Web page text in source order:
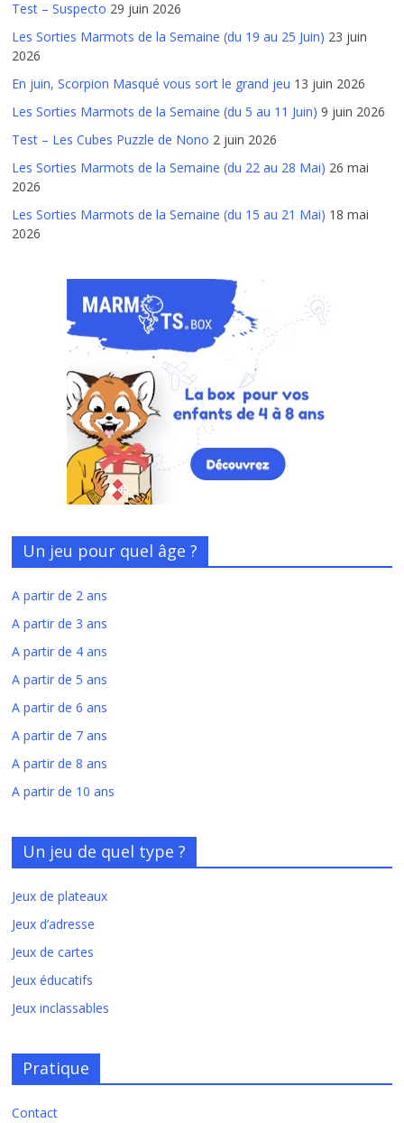
Test – Suspecto 29 juin 2026
Les Sorties Marmots de la Semaine (du 19 au 25 Juin) 23 juin
2026
En juin, Scorpion Masqué vous sort le grand jeu 13 juin 2026
Les Sorties Marmots de la Semaine (du 5 au 11 Juin) 9 juin 2026
Test – Les Cubes Puzzle de Nono 2 juin 2026
Les Sorties Marmots de la Semaine (du 22 au 28 Mai) 26 mai
2026
Les Sorties Marmots de la Semaine (du 15 au 21 Mai) 18 mai
2026
Un jeu pour quel âge ?
A partir de 2 ans
A partir de 3 ans
A partir de 4 ans
A partir de 5 ans
A partir de 6 ans
A partir de 7 ans
A partir de 8 ans
A partir de 10 ans
Un jeu de quel type ?
Jeux de plateaux
Jeux d’adresse
Jeux de cartes
Jeux éducatifs
Jeux inclassables
Pratique
Contact